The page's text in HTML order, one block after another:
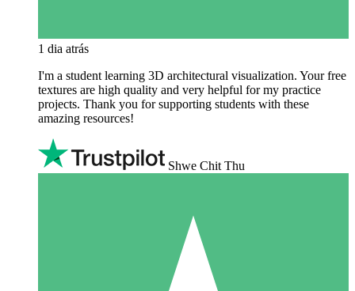
1 dia atrás
I'm a student learning 3D architectural visualization. Your free
textures are high quality and very helpful for my practice
projects. Thank you for supporting students with these
amazing resources!
Shwe Chit Thu